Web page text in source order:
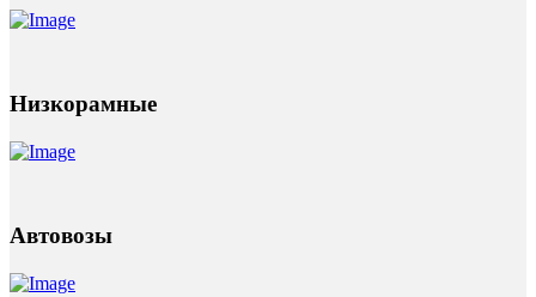
Низкорамные
Автовозы